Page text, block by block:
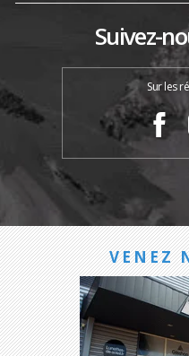
Suivez-
Sur les
VENEZ